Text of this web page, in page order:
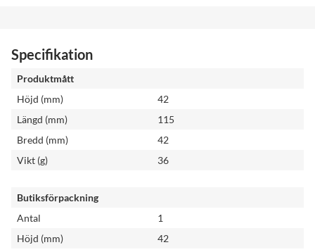
Specifikation
Produktmått
Höjd (mm)
42
Längd (mm)
115
Bredd (mm)
42
Vikt (g)
36
Butiksförpackning
Antal
1
Höjd (mm)
42